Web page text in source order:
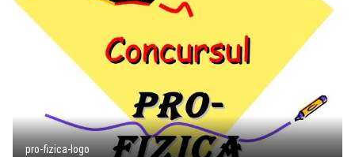
pro-fizica-logo